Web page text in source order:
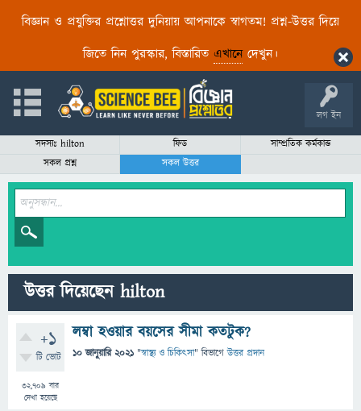
বিজ্ঞান ও প্রযুক্তির প্রশ্নোত্তর দুনিয়ায় আপনাকে স্বাগতম! প্রশ্ন-উত্তর দিয়ে
জিতে নিন পুরস্কার, বিস্তারিত এখানেদেখুন।
লগ ইন
সদস্যঃ hilton ফিড
সাম্প্রতিক কর্মকান্ড
সকল প্রশ্ন
সকল উত্তর
উত্তর দিয়েছেন hilton
+1
টি ভোট
32,709 বার
দেখা হয়েছে
লম্বা হওয়ার বয়সের সীমা কতটুক?
10 জানুয়ারি 2021 "স্বাস্থ্য ও চিকিৎসা" বিভাগে উত্তর প্রদান